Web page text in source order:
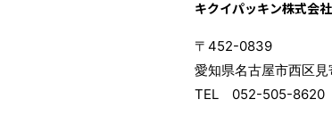
キクイパッキン株式会社
〒452-0839
愛知県名古屋市西区
TEL 052-505-8620